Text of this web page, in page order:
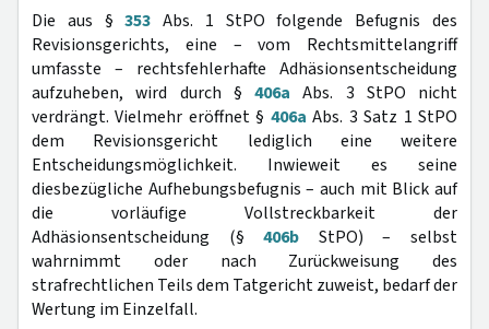
Die aus §353 Abs. 1 StPO folgende Befugnis des
Revisionsgerichts, eine – vom Rechtsmittelangriff
umfasste – rechtsfehlerhafte Adhäsionsentscheidung
aufzuheben, wird durch § 406a Abs. 3 StPO nicht
verdrängt. Vielmehr eröffnet § 406a Abs. 3 Satz 1 StPO
dem Revisionsgericht lediglich eine weitere
Entscheidungsmöglichkeit. Inwieweit es seine
diesbezügliche Aufhebungsbefugnis – auch mit Blick auf
die vorläufige Vollstreckbarkeit der
Adhäsionsentscheidung (§406b StPO) – selbst
wahrnimmt oder nach Zurückweisung des
strafrechtlichen Teils dem Tatgericht zuweist, bedarf der
Wertung im Einzelfall.